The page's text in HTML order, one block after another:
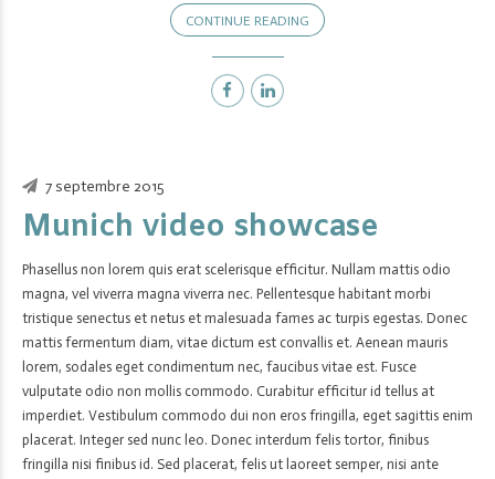
CONTINUE READING
7 septembre 2015
Munich video showcase
Phasellus non lorem quis erat scelerisque efficitur. Nullam mattis odio
magna, vel viverra magna viverra nec. Pellentesque habitant morbi
tristique senectus et netus et malesuada fames ac turpis egestas. Donec
mattis fermentum diam, vitae dictum est convallis et. Aenean mauris
lorem, sodales eget condimentum nec, faucibus vitae est. Fusce
vulputate odio non mollis commodo. Curabitur efficitur id tellus at
imperdiet. Vestibulum commodo dui non eros fringilla, eget sagittis enim
placerat. Integer sed nunc leo. Donec interdum felis tortor, finibus
fringilla nisi finibus id. Sed placerat, felis ut laoreet semper, nisi ante